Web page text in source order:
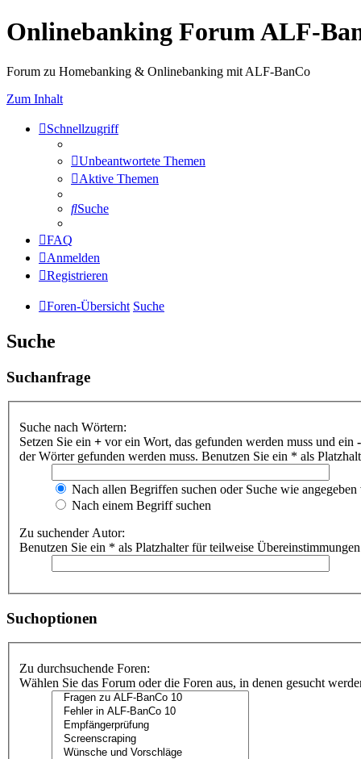
Onlinebanking Forum ALF-
Forum zu Homebanking & Onlinebanking mit ALF-BanCo
Zum Inhalt
Schnellzugriff
Unbeantwortete Themen
Aktive Themen
Suche
FAQ
Anmelden
Registrieren
Foren-Übersicht Suche
Suche
Suchanfrage
Suche nach Wörtern:
Setzen Sie ein + vor ein Wort, das gefunden werden muss und ein -
der Wörter gefunden werden muss. Benutzen Sie ein * als
Nach allen Begriffen suchen oder Suche wie angegeben
Nach einem Begriff suchen
Zu suchender Autor:
Benutzen Sie ein * als Platzhalter für teilweise
Suchoptionen
Zu durchsuchende Foren:
Wählen Sie das Forum oder die Foren aus, in denen gesucht